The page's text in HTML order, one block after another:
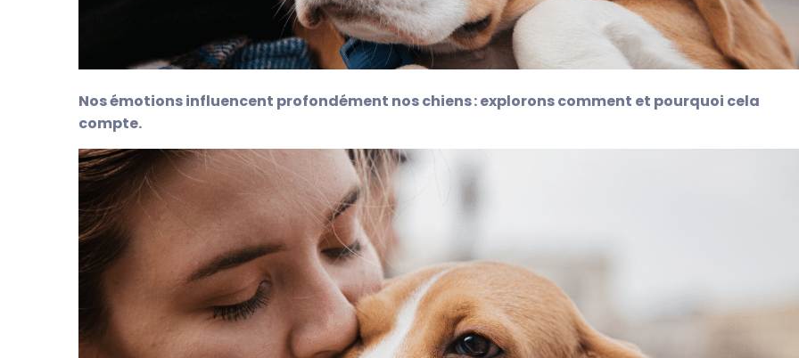
Nos émotions influencent profondément nos chiens : explorons comment et pourquoi cela
compte.